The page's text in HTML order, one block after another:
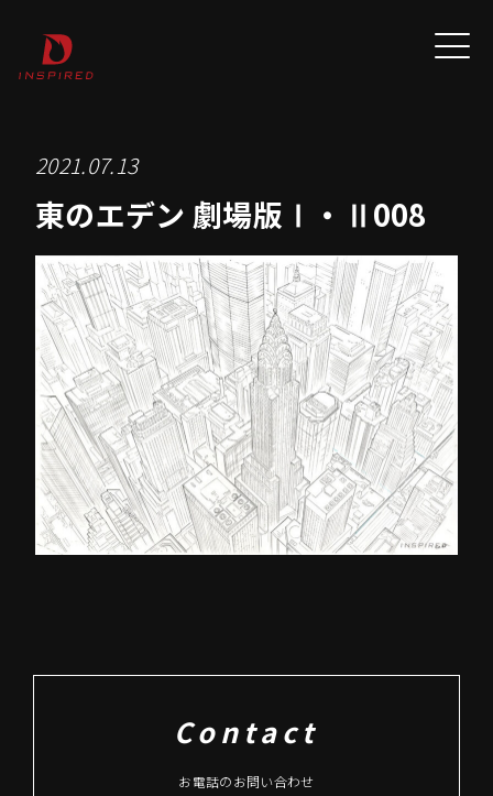
2021.07.13
東のエデン 劇場版Ⅰ・Ⅱ008
Contact
お電話のお問い合わせ